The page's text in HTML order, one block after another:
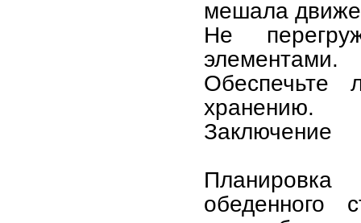
мешала
Не
элементами.
Обеспечьте
хранению.
Заключение